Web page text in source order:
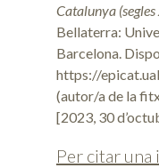
Catalunya
Bellaterra:
Barcelona.
https://
(autor/a de la
[2023, 30
Per citar una